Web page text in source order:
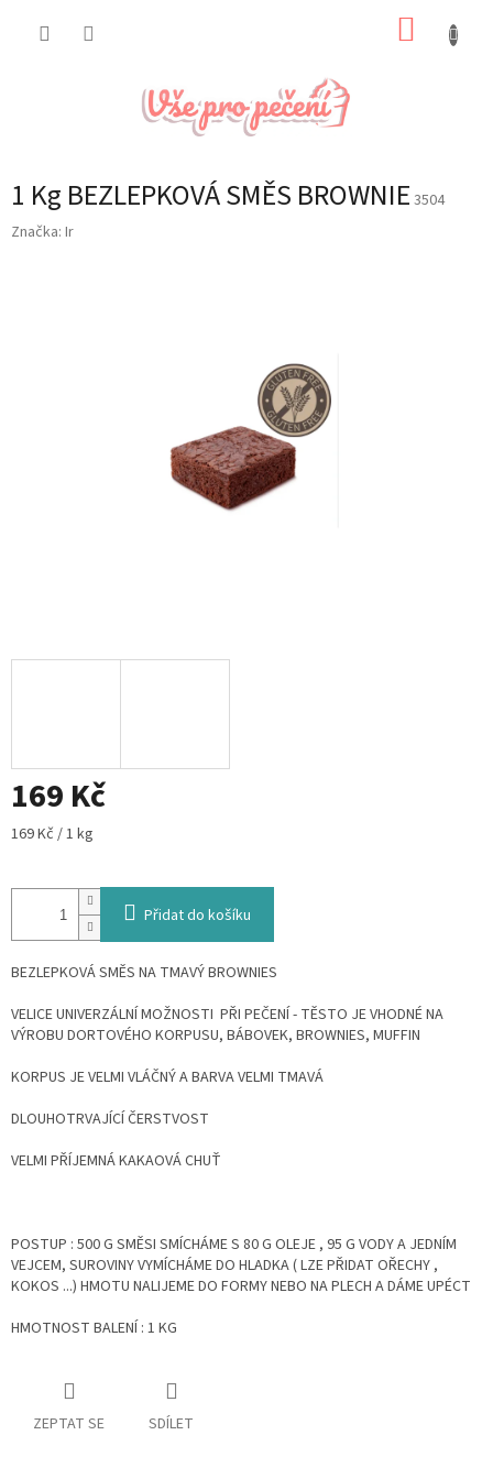
1 Kg BEZLEPKOVÁ SMĚS BROWNIE 3504
Značka: Ir
169 Kč
Měrná
169 Kč / 1 kg
Přidat do košíku
BEZLEPKOVÁ SMĚS NA TMAVÝ BROWNIES
VELICE UNIVERZÁLNÍ MOŽNOSTI PŘI PEČENÍ - TĚSTO JE VHODNÉ NA
VÝROBU DORTOVÉHO KORPUSU, BÁBOVEK, BROWNIES, MUFFIN
KORPUS JE VELMI VLÁČNÝ A BARVA VELMI TMAVÁ
DLOUHOTRVAJÍCÍ ČERSTVOST
VELMI PŘÍJEMNÁ KAKAOVÁ CHUŤ
POSTUP : 500 G SMĚSI SMÍCHÁME S 80 G OLEJE , 95 G VODY A JEDNÍM
VEJCEM, SUROVINY VYMÍCHÁME DO HLADKA ( LZE PŘIDAT OŘECHY ,
KOKOS ...) HMOTU NALIJEME DO FORMY NEBO NA PLECH A DÁME UPÉCT
HMOTNOST BALENÍ : 1 KG
ZEPTAT SE SDÍLET